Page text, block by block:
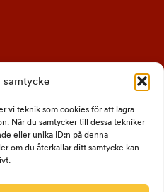
samtycke
vi teknik som cookies för att lagra
När du samtycker till dessa tekniker
eller unika ID:n på denna
om du återkallar ditt samtycke kan